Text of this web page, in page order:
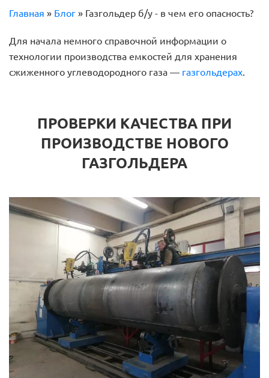
Главная » Блог » Газгольдер б/у - в чем его опасность?
Для начала немного справочной информации о
технологии производства емкостей для хранения
сжиженного углеводородного газа — газгольдерах.
ПРОВЕРКИ КАЧЕСТВА ПРИ
ПРОИЗВОДСТВЕ НОВОГО
ГАЗГОЛЬДЕРА